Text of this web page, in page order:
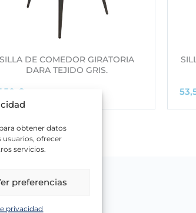
obtener datos
usuarios, ofrecer
servicios.
preferencias
privacidad
SILLA DE COMEDOR GIRATORIA
DARA TEJIDO GRIS.
€